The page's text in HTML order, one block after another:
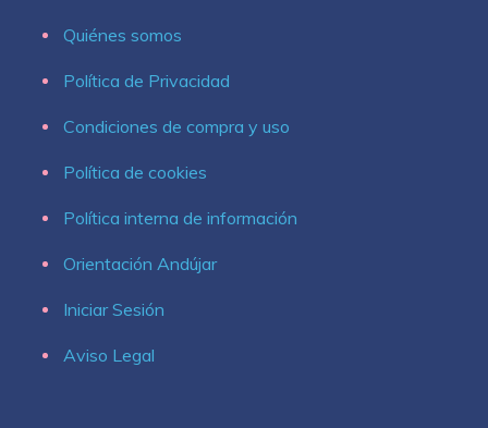
Quiénes somos
Política de Privacidad
Condiciones de compra y uso
Política de cookies
Política interna de información
Orientación Andújar
Iniciar Sesión
Aviso Legal